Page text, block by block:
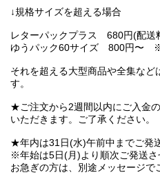
↓規格サイズを超える場合
レターパックプラス 680円(配送
ゆうパック60サイズ 800円〜 ※
それを超える大型商品や全集など
す。
★ご注文から2週間以内にご入金
いただきます。ご了承ください。
★年内は31日(水)午前中までご発
※年始は5日(月)より順次ご発送さ
お急ぎの方は、別途メッセージで